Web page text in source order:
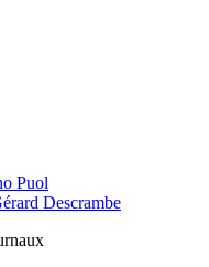
Puol
Descrambe